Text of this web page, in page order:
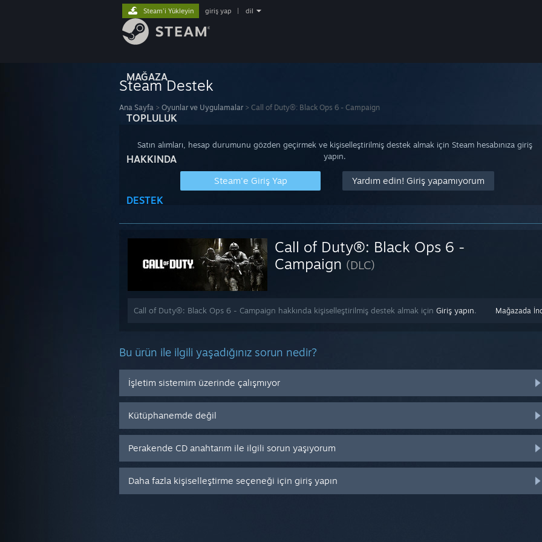
MAĞAZA
TOPLULUK
HAKKINDA
DESTEK
Steam'i Yükleyin giriş yap dil
Steam Destek
Ana Sayfa > Oyunlar ve Uygulamalar > Call of Duty®: Black Ops 6 - Campaign
Satın alımları, hesap durumunu gözden geçirmek ve kişiselleştirilmiş destek almak için Steam hesabınıza giriş
yapın.
Steam'e Giriş Yap Yardım edin! Giriş yapamıyorum
Call of Duty®: Black Ops 6 -
Campaign (DLC)
Mağazada
Call of Duty®: Black Ops 6 - Campaign hakkında kişiselleştirilmiş destek almak için Giriş yapın.
Bu ürün ile ilgili yaşadığınız sorun nedir?
İşletim sistemim üzerinde çalışmıyor
Kütüphanemde değil
Perakende CD anahtarım ile ilgili sorun yaşıyorum
Daha fazla kişiselleştirme seçeneği için giriş yapın